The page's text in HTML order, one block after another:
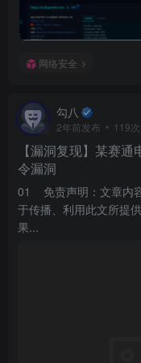
网络安全
勾八
2年前发布 119
【漏洞复现】某赛
令漏洞
01 免责声明：文章内
于传播、利用此文所提
果...